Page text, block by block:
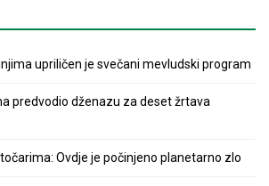
upriličen je svečani mevludski program
predvodio dženazu za deset žrtava
Ovdje je počinjeno planetarno zlo